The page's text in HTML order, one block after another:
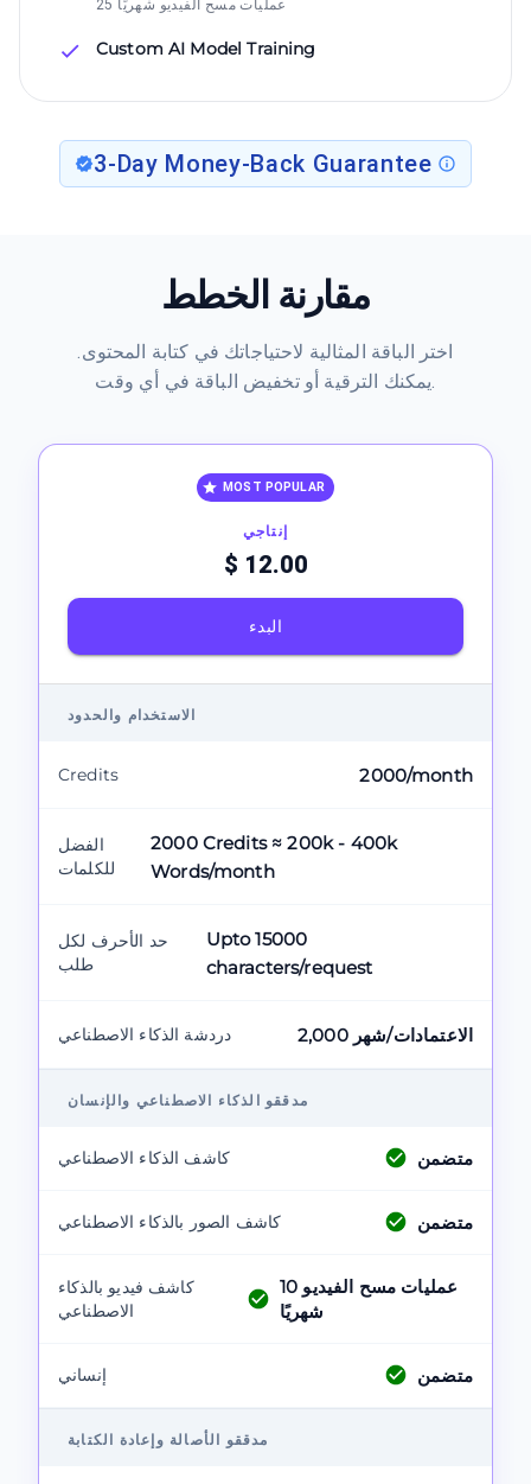
25 عمليات مسح الفيديو شهريًا
Custom AI Model Training
3-Day Money-Back Guarantee
مقارنة الخطط
اختر الباقة المثالية لاحتياجاتك في كتابة المحتوى.
MOST POPULAR
إنتاجي
$ 12.00
البدء
الاستخدام والحدود
Credits 2000/month
الفضل
للكلمات
2000 Credits ≈ 200k - 400k
Words/month
حد الأحرف لكل
طلب
Upto 15000
characters/request
دردشة الذكاء الاصطناعي 2,000 الاعتمادات/شهر
مدققو الذكاء الاصطناعي والإنسان
كاشف الذكاء الاصطناعي متضمن
كاشف الصور بالذكاء الاصطناعي متضمن
كاشف فيديو بالذكاء
الاصطناعي
10 عمليات مسح الفيديو
شهريًا
إنساني متضمن
مدققو الأصالة وإعادة الكتابة